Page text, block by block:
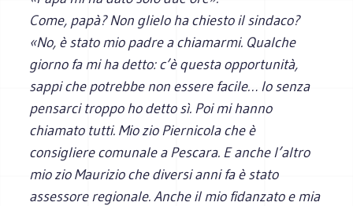
Come, papà? Non glielo ha chiesto il sindaco?
«No, è stato mio padre a chiamarmi. Qualche
giorno fa mi ha detto: c’è questa opportunità,
sappi che potrebbe non essere facile… Io senza
pensarci troppo ho detto sì. Poi mi hanno
chiamato tutti. Mio zio Piernicola che è
consigliere comunale a Pescara. E anche l’altro
mio zio Maurizio che diversi anni fa è stato
assessore regionale. Anche il mio fidanzato e mia